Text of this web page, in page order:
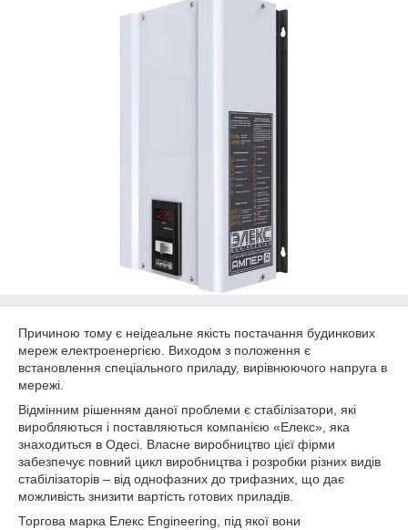
Причиною тому є неідеальне якість постачання будинкових
мереж електроенергією. Виходом з положення є
встановлення спеціального приладу, вирівнюючого напруга в
мережі.
Відмінним рішенням даної проблеми є стабілізатори, які
виробляються і поставляються компанією «Елекс», яка
знаходиться в Одесі. Власне виробництво цієї фірми
забезпечує повний цикл виробництва і розробки різних видів
стабілізаторів – від однофазних до трифазних, що дає
можливість знизити вартість готових приладів.
Торгова марка Елекс Engineering, під якої вони